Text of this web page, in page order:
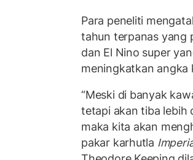
Para peneliti
tahun terpanas yang
dan El Nino super
meningkatkan angka
“Meski di banyak
tetapi akan tiba lebih
maka kita akan
pakar karhutla